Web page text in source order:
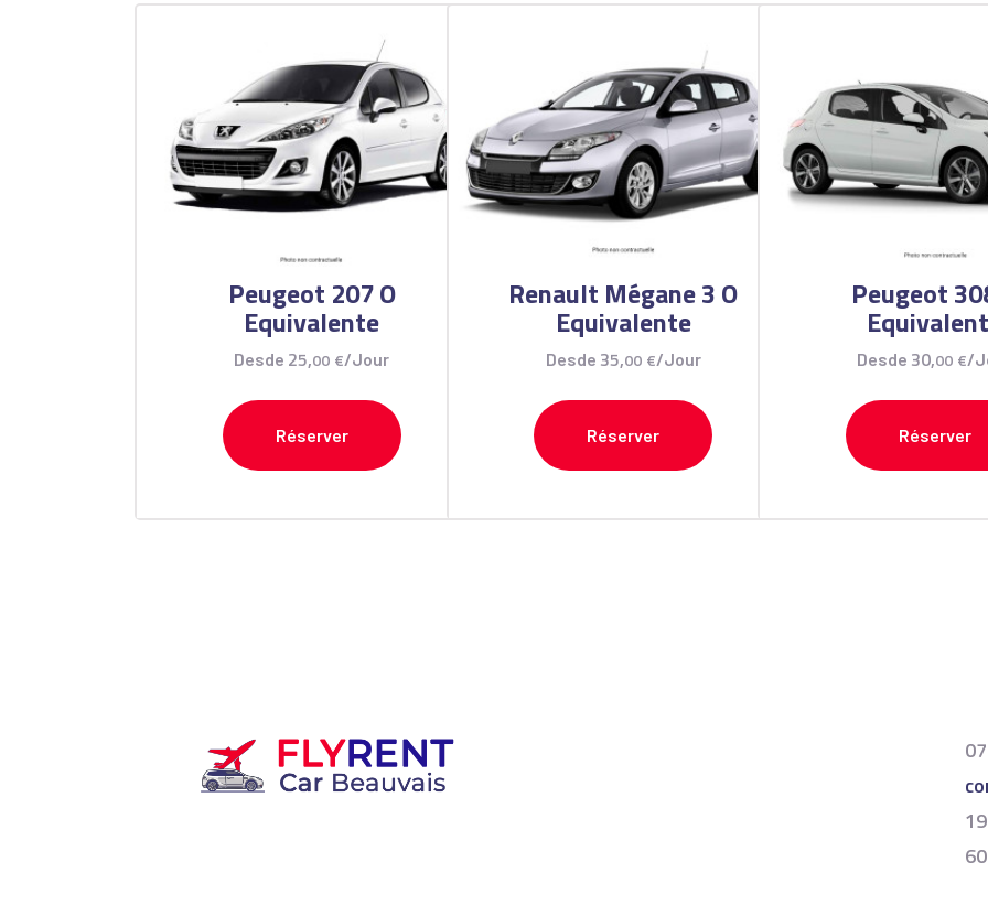
Peugeot 207 O
Equivalente
Desde 25,00 €/Jour
Réserver
Renault Mégane 3 O
Equivalente
Desde 35,00 €/Jour
Réserver
Peugeot
Desde 30,00 €/
Réserver